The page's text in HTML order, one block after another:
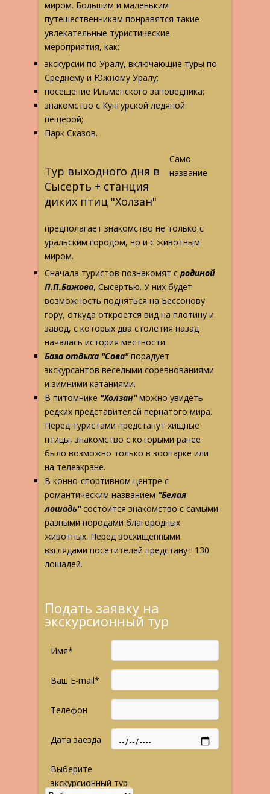
миром. Большим и маленьким
путешественникам понравятся такие
увлекательные туристические
мероприятия, как:
экскурсии по Уралу, включающие туры по
Среднему и Южному Уралу;
посещение Ильменского заповедника;
знакомство с Кунгурской ледяной
пещерой;
Парк Сказов.
Тур выходного дня в
Сысерть + станция
диких птиц "Холзан"
Само
название
предполагает знакомство не только с
уральским городом, но и с животным
миром.
Сначала туристов познакомят с родиной
П.П.Бажова, Сысертью. У них будет
возможность подняться на Бессонову
гору, откуда откроется вид на плотину и
завод, с которых два столетия назад
началась история местности.
База отдыха "Сова"порадует
экскурсантов веселыми соревнованиями
и зимними катаниями.
В питомнике "Холзан"можно увидеть
редких представителей пернатого мира.
Перед туристами предстанут хищные
птицы, знакомство с которыми ранее
было возможно только в зоопарке или
на телеэкране.
В конно-спортивном центре с
романтическим названием "Белая
лошадь" состоится знакомство с самыми
разными породами благородных
животных. Перед восхищенными
взглядами посетителей предстанут 130
лошадей.
Подать заявку на
экскурсионный тур
Имя*
Ваш E-mail*
Телефон
Дата заезда
Выберите
экскурсионный тур